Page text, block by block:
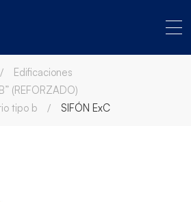
Edificaciones
(REFORZADO)
tipo b
SIFÓN ExC